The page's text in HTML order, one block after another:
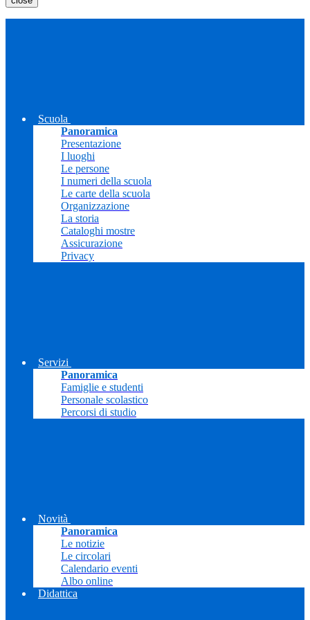
Scuola
Panoramica
Presentazione
I luoghi
Le persone
I numeri della scuola
Le carte della scuola
Organizzazione
La storia
Cataloghi mostre
Assicurazione
Privacy
Servizi
Panoramica
Famiglie e studenti
Personale scolastico
Percorsi di studio
Novità
Panoramica
Le notizie
Le circolari
Calendario eventi
Albo online
Didattica